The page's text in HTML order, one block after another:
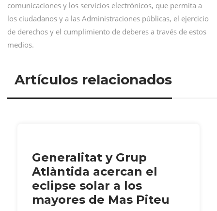
comunicaciones y los servicios electrónicos, que permita a
los ciudadanos y a las Administraciones públicas, el ejercicio
de derechos y el cumplimiento de deberes a través de estos
medios.
Artículos relacionados
Generalitat y Grup
Atlàntida acercan el
eclipse solar a los
mayores de Mas Piteu